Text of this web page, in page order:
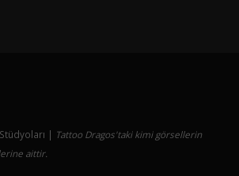
| Tattoo Dragos'taki kimi görsellerin
aittir.